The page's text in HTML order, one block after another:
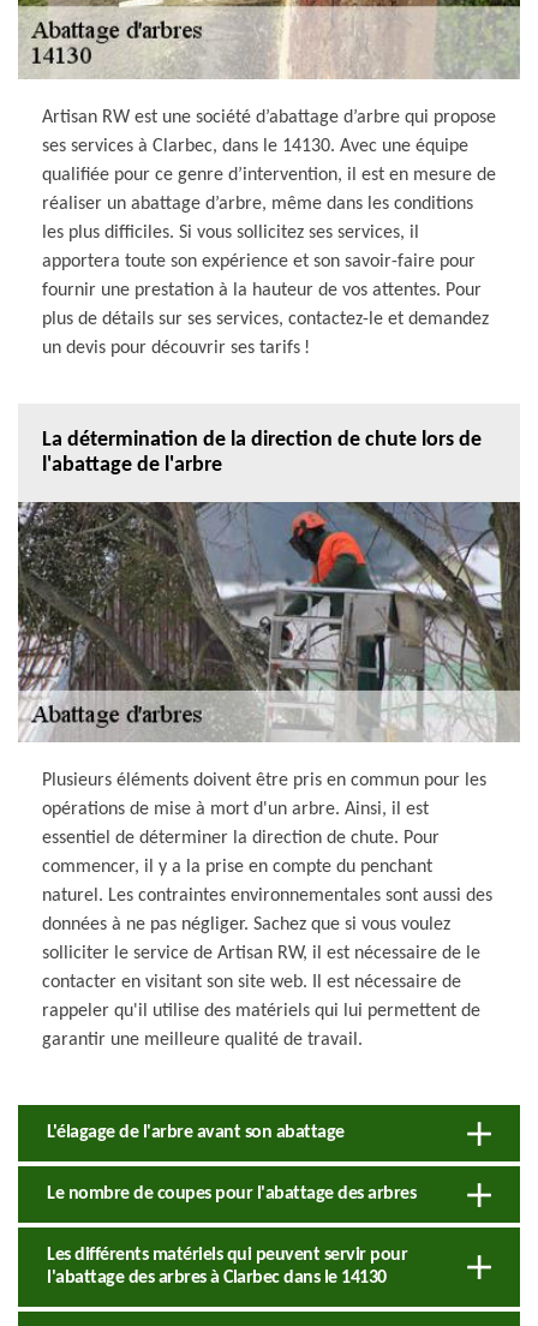
Artisan RW est une société d’abattage d’arbre qui propose
ses services à Clarbec, dans le 14130. Avec une équipe
qualifiée pour ce genre d’intervention, il est en mesure de
réaliser un abattage d’arbre, même dans les conditions
les plus difficiles. Si vous sollicitez ses services, il
apportera toute son expérience et son savoir-faire pour
fournir une prestation à la hauteur de vos attentes. Pour
plus de détails sur ses services, contactez-le et demandez
un devis pour découvrir ses tarifs !
La détermination de la direction de chute lors de
l'abattage de l'arbre
Plusieurs éléments doivent être pris en commun pour les
opérations de mise à mort d'un arbre. Ainsi, il est
essentiel de déterminer la direction de chute. Pour
commencer, il y a la prise en compte du penchant
naturel. Les contraintes environnementales sont aussi des
données à ne pas négliger. Sachez que si vous voulez
solliciter le service de Artisan RW, il est nécessaire de le
contacter en visitant son site web. Il est nécessaire de
rappeler qu'il utilise des matériels qui lui permettent de
garantir une meilleure qualité de travail.
L'élagage de l'arbre avant son abattage
Le nombre de coupes pour l'abattage des arbres
Les différents matériels qui peuvent servir pour
l'abattage des arbres à Clarbec dans le 14130